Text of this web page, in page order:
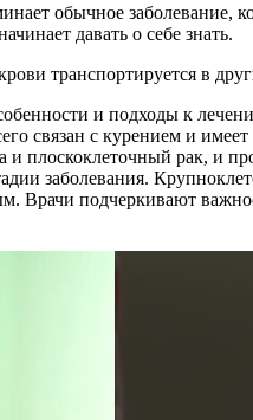
обычное заболевание,
давать о себе знать.
транспортируется в
и подходы к
связан с курением и
плоскоклеточный рак, и
заболевания.
Врачи подчеркивают